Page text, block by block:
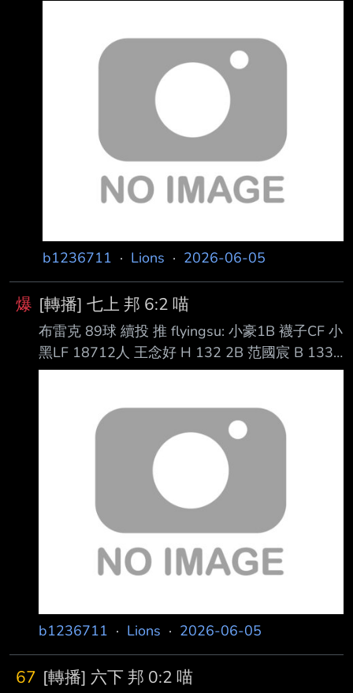
丞-左外野手=>右外野手。 更換選手：-王勝偉
外野手-周佳樂。 更換投手：魔力藍=>李建勳。
李丞齡 K 陳聖平 FO 張 翔 GO --
b1236711 · Lions · 2026-06-05
爆 [轉播] 七上 邦 6:2 喵
布雷克 89球 續投 推 flyingsu: 小豪1B 襪子CF 小
黑LF 18712人 王念好 H 132 2B 范國宸 B 133
B 143 Sw 133 危 B 142 BB 133 布雷克下 李軍
149 B 151 F 129 B 150 WP 二三壘 BB 150 王
勝偉 (代林書逸 B 149 S 151 B 150 Sw 150 F
151 B 150 F 151 BB 150 2:1 池恩齊 Sw 150 F
b1236711 · Lions · 2026-06-05
67 [轉播] 六下 邦 0:2 喵